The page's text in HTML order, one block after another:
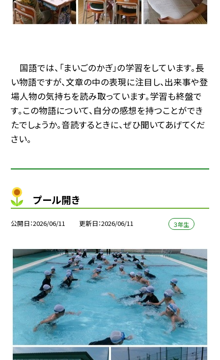
国語では、「まいごのかぎ」の学習をしています。長
い物語ですが、文章の中の表現に注目し、出来事や登
場人物の気持ちを読み取っています。学習も終盤で
す。この物語について、自分の感想を持つことができ
たでしょうか。音読するときに、ぜひ聞いてあげてくだ
さい。
プール開き
公開日 2026/06/11 更新日 2026/06/11 ３年生